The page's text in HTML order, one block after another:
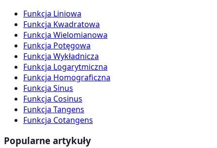
Funkcja Liniowa
Funkcja Kwadratowa
Funkcja Wielomianowa
Funkcja Potęgowa
Funkcja Wykładnicza
Funkcja Logarytmiczna
Funkcja Homograficzna
Funkcja Sinus
Funkcja Cosinus
Funkcja Tangens
Funkcja Cotangens
Popularne artykuły